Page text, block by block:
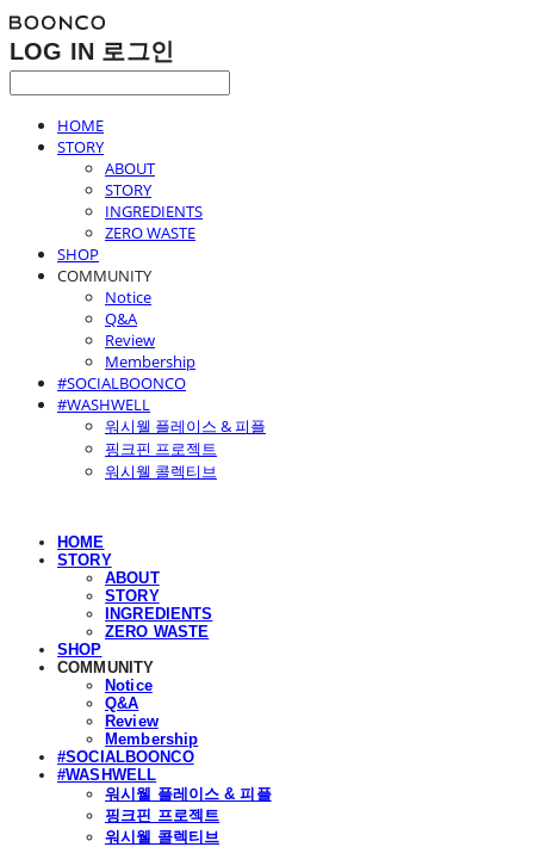
LOG IN 로그인
HOME
STORY
ABOUT
STORY
INGREDIENTS
ZERO WASTE
SHOP
COMMUNITY
Notice
Q&A
Review
Membership
#SOCIALBOONCO
#WASHWELL
워시웰 플레이스 & 피플
핑크핀 프로젝트
워시웰 콜렉티브
HOME
STORY
ABOUT
STORY
INGREDIENTS
ZERO WASTE
SHOP
COMMUNITY
Notice
Q&A
Review
Membership
#SOCIALBOONCO
#WASHWELL
워시웰 플레이스 & 피플
핑크핀 프로젝트
워시웰 콜렉티브